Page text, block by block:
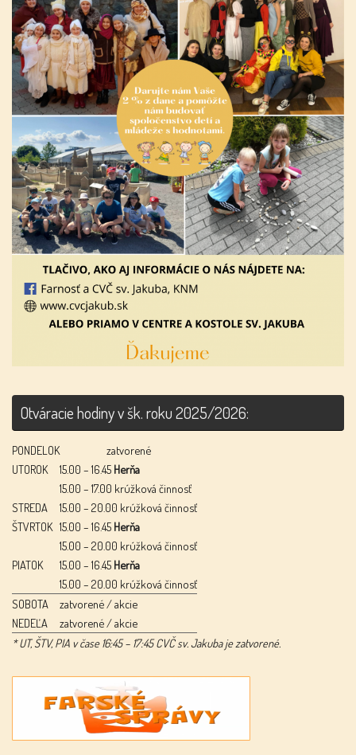
Otváracie hodiny v šk. roku 2025/2026:
PONDELOK
zatvorené
UTOROK
15.00 – 16.45 Herňa
15.00 – 17.00 krúžková činnosť
STREDA
15.00 – 20.00 krúžková činnosť
ŠTVRTOK 15.00 – 16.45 Herňa
15.00 – 20.00 krúžková činnosť
PIATOK
15.00 – 16.45 Herňa
15.00 – 20.00 krúžková činnosť
SOBOTA
zatvorené / akcie
NEDEĽA
zatvorené / akcie
* UT, ŠTV, PIA v čase 16:45 – 17:45 CVČ sv. Jakuba je zatvorené.